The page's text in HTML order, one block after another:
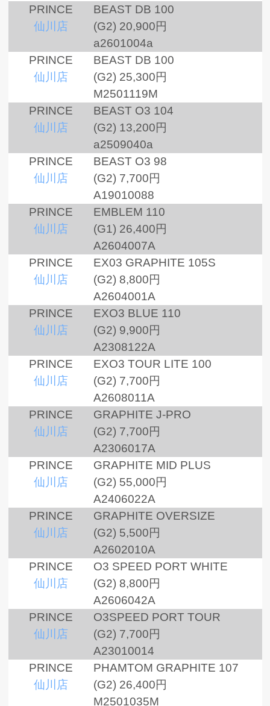
PRINCE
仙川店
BEAST DB 100
(G2) 20,900円
a2601004a
PRINCE
仙川店
BEAST DB 100
(G2) 25,300円
M2501119M
PRINCE
仙川店
BEAST O3 104
(G2) 13,200円
a2509040a
PRINCE
仙川店
BEAST O3 98
(G2) 7,700円
A19010088
PRINCE
仙川店
EMBLEM 110
(G1) 26,400円
A2604007A
PRINCE
仙川店
EX03 GRAPHITE 105S
(G2) 8,800円
A2604001A
PRINCE
仙川店
EXO3 BLUE 110
(G2) 9,900円
A2308122A
PRINCE
仙川店
EXO3 TOUR LITE 100
(G2) 7,700円
A2608011A
PRINCE
仙川店
GRAPHITE J-PRO
(G2) 7,700円
A2306017A
PRINCE
仙川店
GRAPHITE MID PLUS
(G2) 55,000円
A2406022A
PRINCE
仙川店
GRAPHITE OVERSIZE
(G2) 5,500円
A2602010A
PRINCE
仙川店
O3 SPEED PORT WHITE
(G2) 8,800円
A2606042A
PRINCE
仙川店
O3SPEED PORT TOUR
(G2) 7,700円
A23010014
PRINCE
仙川店
PHAMTOM GRAPHITE 107
(G2) 26,400円
M2501035M